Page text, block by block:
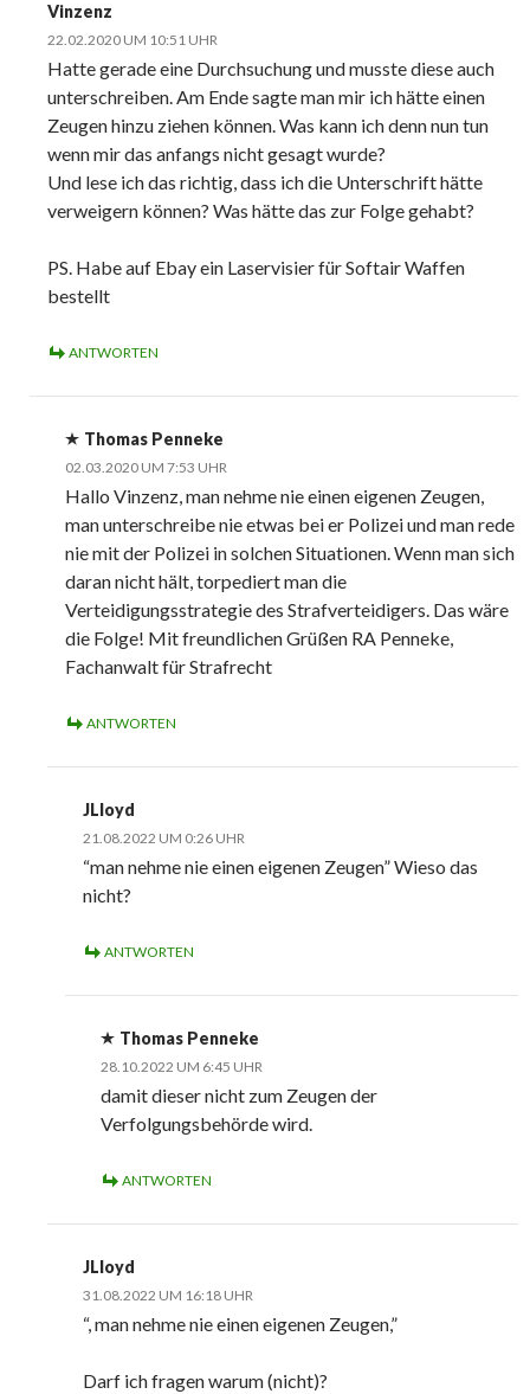
Vinzenz
22.02.2020 UM 10:51 UHR
Hatte gerade eine Durchsuchung und musste diese auch
unterschreiben. Am Ende sagte man mir ich hätte einen
Zeugen hinzu ziehen können. Was kann ich denn nun tun
wenn mir das anfangs nicht gesagt wurde?
Und lese ich das richtig, dass ich die Unterschrift hätte
verweigern können? Was hätte das zur Folge gehabt?
PS. Habe auf Ebay ein Laservisier für Softair Waffen
bestellt
ANTWORTEN
Thomas Penneke
02.03.2020 UM 7:53 UHR
Hallo Vinzenz, man nehme nie einen eigenen Zeugen,
man unterschreibe nie etwas bei er Polizei und man rede
nie mit der Polizei in solchen Situationen. Wenn man sich
daran nicht hält, torpediert man die
Verteidigungsstrategie des Strafverteidigers. Das wäre
die Folge! Mit freundlichen Grüßen RA Penneke,
Fachanwalt für Strafrecht
ANTWORTEN
JLloyd
21.08.2022 UM 0:26 UHR
“man nehme nie einen eigenen Zeugen” Wieso das
nicht?
ANTWORTEN
Thomas Penneke
28.10.2022 UM 6:45 UHR
damit dieser nicht zum Zeugen der
Verfolgungsbehörde wird.
ANTWORTEN
JLloyd
31.08.2022 UM 16:18 UHR
“, man nehme nie einen eigenen Zeugen,”
Darf ich fragen warum (nicht)?